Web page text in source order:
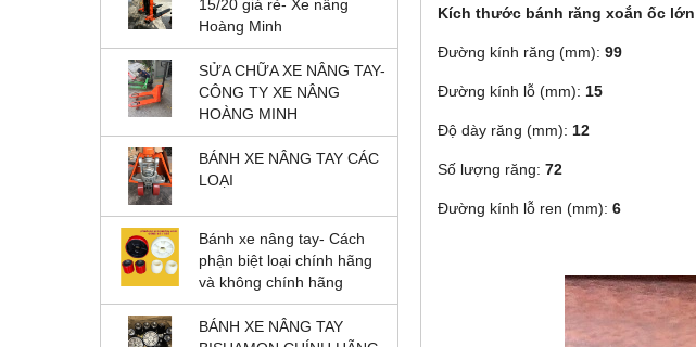
15/20 giá rẻ- Xe nâng
Hoàng Minh
SỬA CHỮA XE NÂNG TAY-
CÔNG TY XE NÂNG
HOÀNG MINH
BÁNH XE NÂNG TAY CÁC
LOẠI
Bánh xe nâng tay- Cách
phận biệt loại chính hãng
và không chính hãng
BÁNH XE NÂNG TAY
Kích thước bánh răng xoắn ốc lớn
Đường kính răng (mm): 99
Đường kính lỗ (mm): 15
Độ dày răng (mm): 12
Số lượng răng: 72
Đường kính lỗ ren (mm): 6